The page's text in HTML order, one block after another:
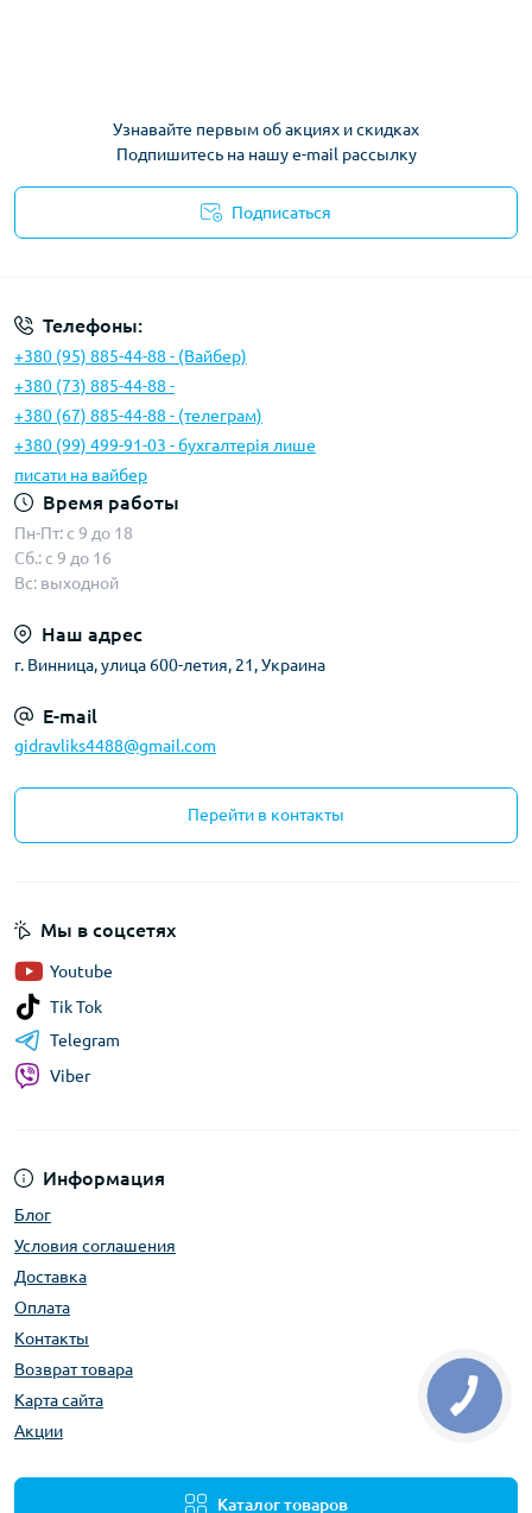
Узнавайте первым об акциях и скидках
Подпишитесь на нашу e-mail рассылку
Подписаться
Телефоны:
+380 (95) 885-44-88 - (Вайбер)
+380 (73) 885-44-88 -
+380 (67) 885-44-88 - (телеграм)
+380 (99) 499-91-03 - бухгалтерія лише
писати на вайбер
Время работы
Пн-Пт: с 9 до 18
Сб.: с 9 до 16
Вс: выходной
Наш адрес
г. Винница, улица 600-летия, 21, Украина
E-mail
gidravliks4488@gmail.com
Перейти в контакты
Информация
Блог
Условия соглашения
Доставка
Оплата
Контакты
Возврат товара
Карта сайта
Акции
Каталог товаров
Мы в соцсетях
Youtube
Tik Tok
Telegram
Viber